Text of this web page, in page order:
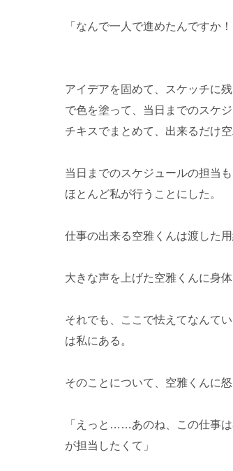
「なんで一人で進めたんですか！
アイデアを固めて、スケッチに
で色を塗って、当日までのスケ
チキスでまとめて、出来るだけ
当日までのスケジュールの担当
ほとんど私が行うことにした。
仕事の出来る空雅くんは渡した
大きな声を上げた空雅くんに身体
それでも、ここで怯えてなんて
は私にある。
そのことについて、空雅くんに
「えっと……あのね、この仕事
が担当したくて」